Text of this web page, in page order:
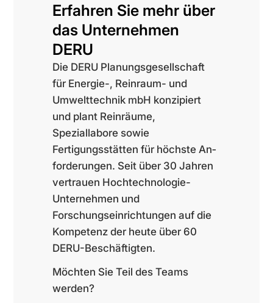
Erfahren Sie mehr über
das Unternehmen
DERU
Die DERU Planungsgesellschaft
für Energie-, Reinraum- und
Umwelttechnik mbH konzipiert
und plant Reinräume,
Speziallabore sowie
Fertigungsstätten für höchste An­
for­derungen. Seit über 30 Jahren
vertrauen Hochtechno­logie-
Unternehmen und
Forschungseinrichtungen auf die
Kompetenz der heute über 60
DERU-Beschäftigten.
Möchten Sie Teil des Teams
werden?